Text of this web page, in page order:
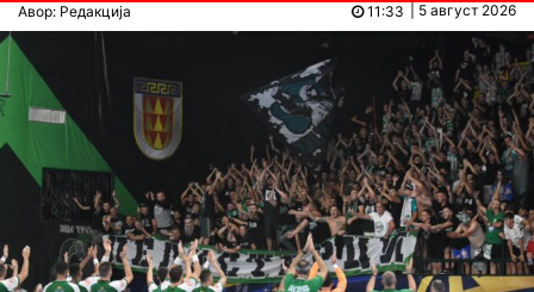
Авор: Редакција | 5 август 2026
11:33